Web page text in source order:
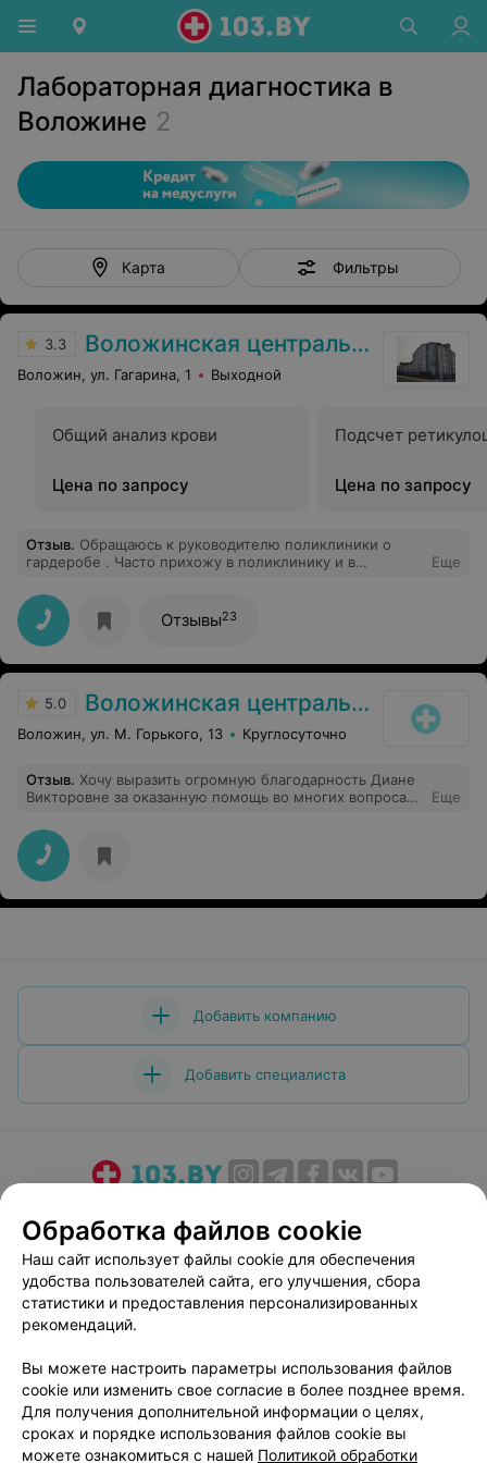
Лабораторная диагностика в
Воложине 2
Карта Фильтры
3.3 Воложинская центральная районная больница
Воложин, ул. Гагарина, 1 Выходной
Общий анализ крови
Цена по запросу
Подсчет
Цена по запросу
Отзыв. Обращаюсь к руководителю поликлиники о
гардеробе . Часто прихожу в поликлинику и в
одной вешалке висят по три,четыре куртки, когда
рядом свободное помещение. Очень не приятно.
Еще
Отзывы23
5.0 Воложинская центральная районная больница
Воложин, ул. М. Горького, 13 Круглосуточно
Отзыв. Хочу выразить огромную благодарность Диане
Викторовне за оказанную помощь во многих вопросах ,
помог мне увидеть себя с другой стороны . Я ощущала
, что меня слышат и пытаются понять . Работать вместе
было очень комфортно , после сеансов я всегда
уходила с огромной легкостью , в голове были ответы
на многие ранее волнующие вопросы.
Еще
Добавить компанию
Добавить специалиста
Медицинский маркетинг
Публичный договор
Пользовательское соглашение
Способы оплаты
Вакансии
Партнеры
Написать руководителю 103.by
Персональные настройки cookie
Обработка персональных данных
Обработка файлов cookie
Наш сайт использует файлы cookie для обеспечения
удобства пользователей сайта, его улучшения, сбора
статистики и предоставления персонализированных
рекомендаций.
Вы можете настроить параметры использования файлов
cookie или изменить свое согласие в более позднее время.
Для получения дополнительной информации о целях,
сроках и порядке использования файлов cookie вы
можете ознакомиться с нашей Политикой обработки